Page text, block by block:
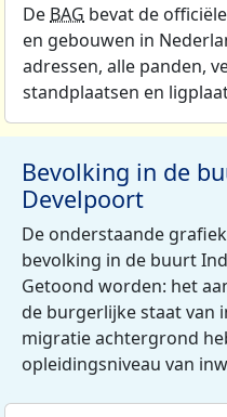
De BAG bevat de
en gebouwen in
adressen, alle panden,
standplaatsen en
Bevolking in de
Develpoort
De onderstaande
bevolking in de buurt
Getoond worden: het
de burgerlijke staat van
migratie achtergrond
opleidingsniveau van